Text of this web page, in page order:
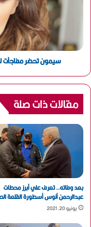
سيمون تحضر مفاجآت
مقالات ذات صلة
بعد وفاته.. تعرف علي أبرز محطات
عبدالرحمن أنوس أسطورة القلعة
يونيو 20, 2021